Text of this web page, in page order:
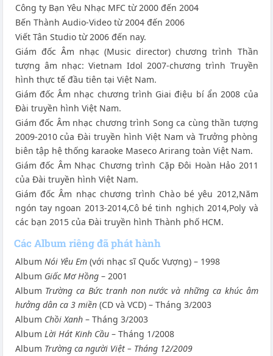
Công ty Bạn Yêu Nhạc MFC từ 2000 đến 2004
Bến Thành Audio-Video từ 2004 đến 2006
Viết Tân Studio từ 2006 đến nay.
Giám đốc Âm nhạc (Music director) chương trình Thần
tượng âm nhạc: Vietnam Idol 2007-chương trình Truyền
hình thực tế đầu tiên tại Việt Nam.
Giám đốc Âm nhạc chương trình Giai điệu bí ẩn 2008 của
Đài truyền hình Việt Nam.
Giám đốc Âm nhạc chương trình Song ca cùng thần tượng
2009-2010 của Đài truyền hình Việt Nam và Trưởng phòng
biên tập hệ thống karaoke Maseco Arirang toàn Việt Nam.
Giám đốc Âm Nhạc Chương trình Cặp Đôi Hoàn Hảo 2011
của Đài truyền hình Việt Nam.
Giám đốc Âm nhạc chương trình Chào bé yêu 2012,Năm
ngón tay ngoan 2013-2014,Cô bé tinh nghịch 2014,Poly và
các bạn 2015 của Đài truyền hình Thành phố HCM.
Các Album riêng đã phát hành
Album Nói Yêu Em(với nhạc sĩ Quốc Vượng) – 1998
Album Giấc Mơ Hồng– 2001
Album Trường ca Bức tranh non nước và những ca khúc âm
hưởng dân ca 3 miền(CD và VCD) – Tháng 3/2003
Album Chồi Xanh– Tháng 3/2003
Album Lời Hát Kinh Cầu– Tháng 1/2008
Album Trường ca người Việt – Tháng 12/2009